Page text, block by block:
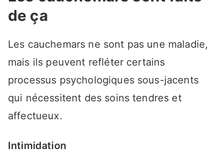
de ça
Les cauchemars ne sont pas une maladie,
mais ils peuvent refléter certains
processus psychologiques sous-jacents
qui nécessitent des soins tendres et
affectueux.
Intimidation